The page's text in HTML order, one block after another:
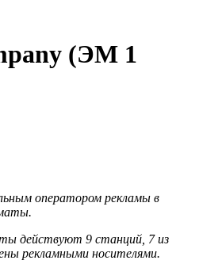
(ЭМ 1
оператором рекламы в
действуют 9 станций, 7 из
рекламными носителями.